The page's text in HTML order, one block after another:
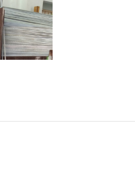
Bulong lục giác chìm inox